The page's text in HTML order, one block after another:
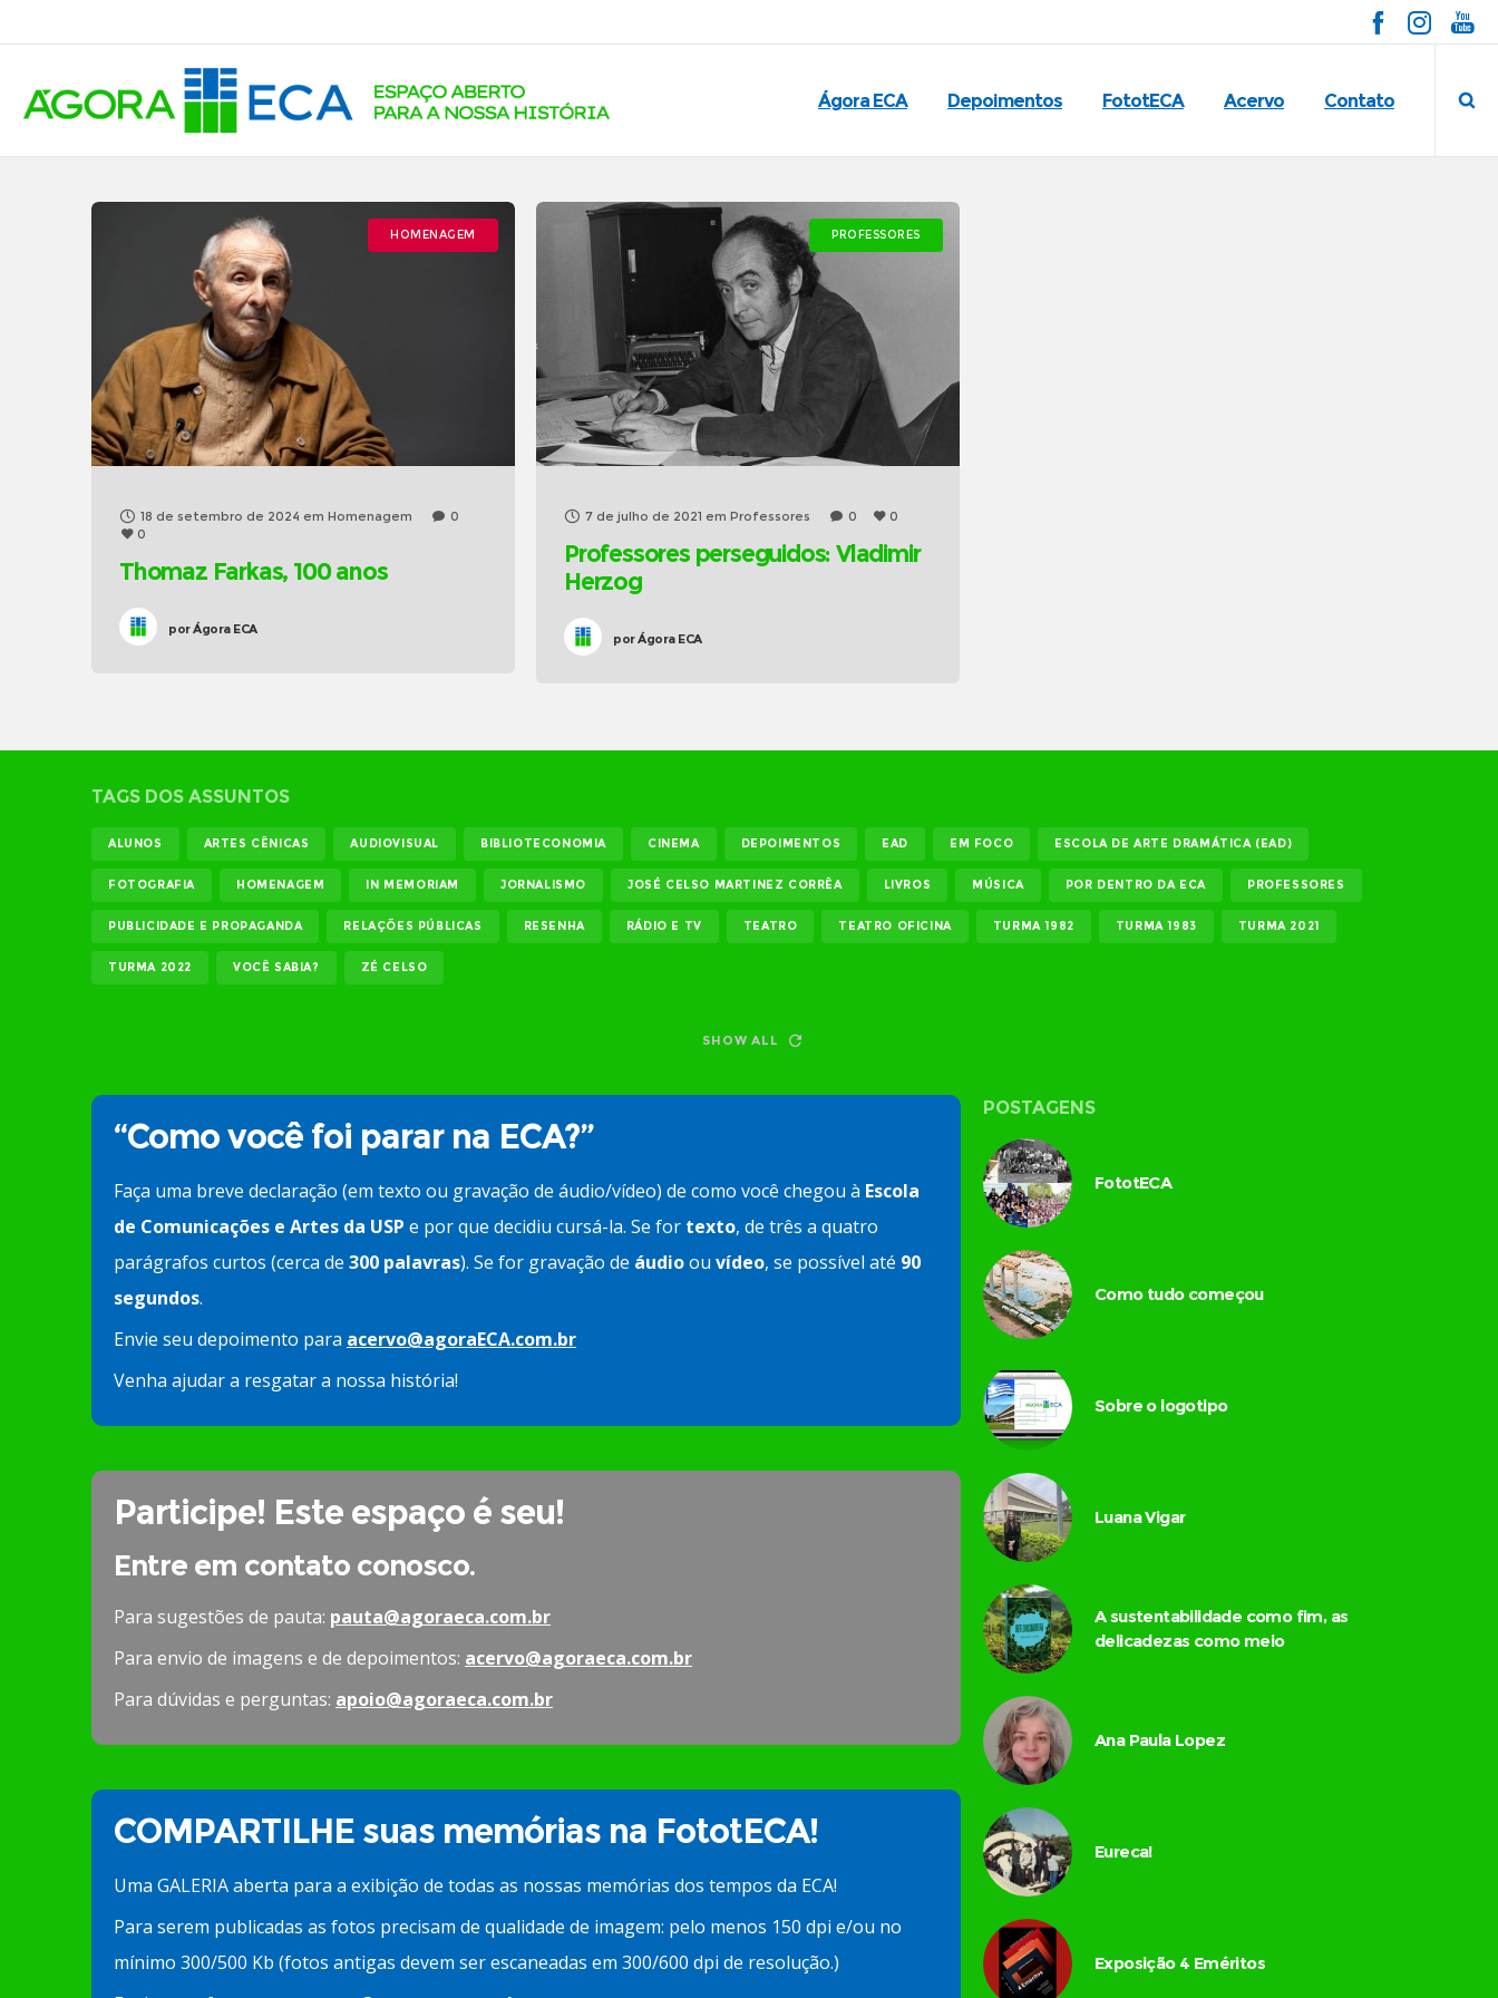
Ágora ECA Depoimentos FototECA Acervo Contato
HOMENAGEM
18 de setembro de 2024 em Homenagem
0
0
Thomaz Farkas, 100 anos
porÁgora ECA
PROFESSORES
7 de julho de 2021 em Professores 0 0
Professores perseguidos: Vladimir
Herzog
porÁgora ECA
TAGS DOS ASSUNTOS
ALUNOS ARTES CÊNICAS AUDIOVISUAL BIBLIOTECONOMIA CINEMA DEPOIMENTOS EAD EM FOCO ESCOLA DE ARTE DRAMÁTICA (EAD)
FOTOGRAFIA HOMENAGEM IN MEMORIAM JORNALISMO JOSÉ CELSO MARTINEZ CORRÊA LIVROS MÚSICA POR DENTRO DA ECA PROFESSORES
PUBLICIDADE E PROPAGANDA RELAÇÕES PÚBLICAS RESENHA RÁDIO E TV TEATRO TEATRO OFICINA TURMA 1982 TURMA 1983 TURMA 2021
TURMA 2022 VOCÊ SABIA? ZÉ CELSO
SHOW ALL
“Como você foi parar na ECA?”
Faça uma breve declaração (em texto ou gravação de áudio/vídeo) de como você chegou à Escola
de Comunicações e Artes da USP e por que decidiu cursá-la. Se for texto, de três a quatro
parágrafos curtos (cerca de 300 palavras). Se for gravação de áudioou vídeo, se possível até 90
segundos.
Envie seu depoimento para acervo@agoraECA.com.br
Venha ajudar a resgatar a nossa história!
Participe! Este espaço é seu!
Entre em contato conosco.
Para sugestões de pauta: pauta@agoraeca.com.br
Para envio de imagens e de depoimentos: acervo@agoraeca.com.br
Para dúvidas e perguntas: apoio@agoraeca.com.br
COMPARTILHE suas memórias na FototECA!
Uma GALERIA aberta para a exibição de todas as nossas memórias dos tempos da ECA!
Para serem publicadas as fotos precisam de qualidade de imagem: pelo menos 150 dpi e/ou no
mínimo 300/500 Kb (fotos antigas devem ser escaneadas em 300/600 dpi de resolução.)
POSTAGENS
FototECA
Como tudo começou
Sobre o logotipo
Luana Vigar
A sustentabilidade como fim, as
delicadezas como meio
Ana Paula Lopez
Eureca!
Exposição 4 Eméritos